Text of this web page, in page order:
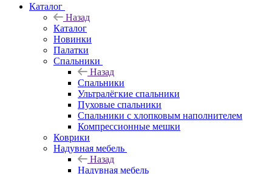
Каталог
Назад
Каталог
Новинки
Палатки
Спальники
Назад
Спальники
Ультралёгкие спальники
Пуховые спальники
Спальники с хлопковым наполнителем
Компрессионные мешки
Коврики
Надувная мебель
Назад
Надувная мебель